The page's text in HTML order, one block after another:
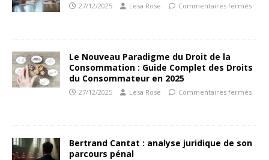
27/12/2025 Lesa Rose Commentaires fermés
Le Nouveau Paradigme du Droit de la
Consommation : Guide Complet des Droits
du Consommateur en 2025
27/12/2025 Lesa Rose Commentaires fermés
Bertrand Cantat : analyse juridique de son
parcours pénal